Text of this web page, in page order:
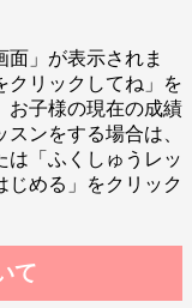
面」が表示されま
クリックしてね」を
お子様の現在の成績
ンをする場合は、
は「ふくしゅうレッ
じめる」をクリック
て